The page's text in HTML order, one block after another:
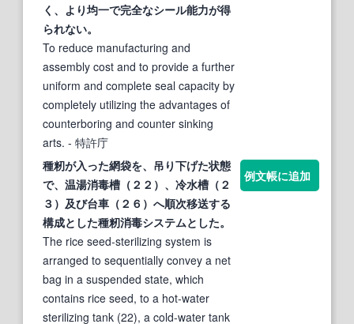
く、より均一で完全なシール能力が得
られない。
To reduce manufacturing and
assembly cost and to provide a further
uniform and complete seal capacity by
completely utilizing the advantages of
counterboring and counter sinking
arts. - 特許庁
種籾が入った網袋を、吊り下げた状態
で、温湯消毒槽（２２）、冷水槽（２
３）及び台車（２６）へ順次移送する
構成とした種籾消毒システムとした。
The rice seed-sterilizing system is
arranged to sequentially convey a net
bag in a suspended state, which
contains rice seed, to a hot-water
sterilizing tank (22), a cold-water tank
例文帳に追加